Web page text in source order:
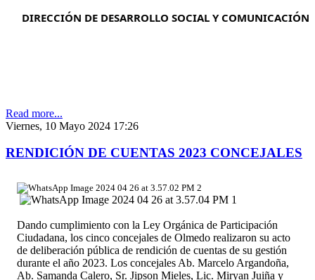
DIRECCIÓN DE DESARROLLO SOCIAL Y COMUNICACIÓN
Read more...
Viernes, 10 Mayo 2024 17:26
RENDICIÓN DE CUENTAS 2023 CONCEJALES
Dando cumplimiento con la Ley Orgánica de Participación
Ciudadana, los cinco concejales de Olmedo realizaron su acto
de deliberación pública de rendición de cuentas de su gestión
durante el año 2023. Los concejales Ab. Marcelo Argandoña,
Ab. Samanda Calero, Sr. Jipson Mieles, Lic. Miryan Juiña y